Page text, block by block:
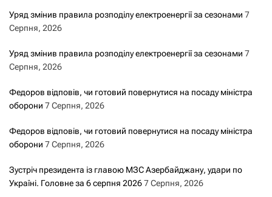
а
и
с
м
и
Уряд змінив правила розподілу електроенергії за сезонами 7
Серпня, 2026
Уряд змінив правила розподілу електроенергії за сезонами 7
Серпня, 2026
Федоров відповів, чи готовий повернутися на посаду міністра
оборони 7 Серпня, 2026
Федоров відповів, чи готовий повернутися на посаду міністра
оборони 7 Серпня, 2026
Зустріч президента із главою МЗС Азербайджану, удари по
Україні. Головне за 6 серпня 20267 Серпня, 2026